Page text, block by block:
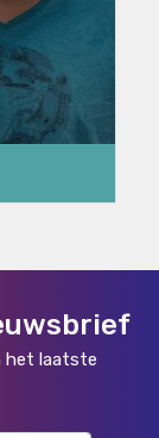
het laatste